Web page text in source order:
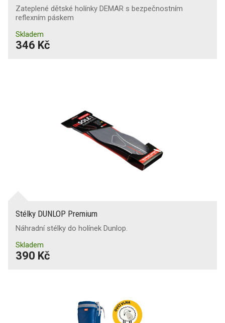
Zateplené dětské holínky DEMAR s bezpečnostním
reflexním páskem
Skladem
346 Kč
Stélky DUNLOP Premium
Náhradní stélky do holínek Dunlop.
Skladem
390 Kč